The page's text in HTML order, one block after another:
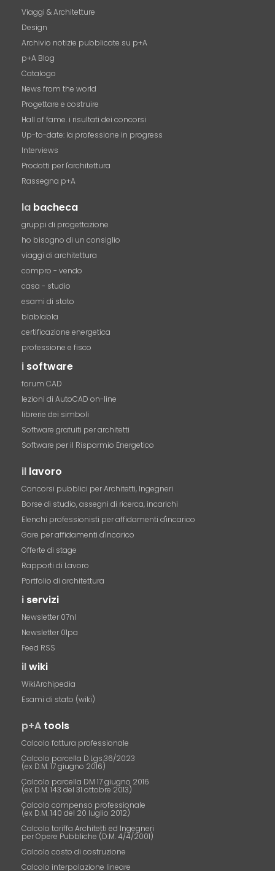
Viaggi & Architetture
Design
Archivio notizie pubblicate su p+A
p+A Blog
Catalogo
News from the world
Progettare e costruire
Hall of fame. i risultati dei concorsi
Up-to-date: la professione in progress
Interviews
Prodotti per l'architettura
Rassegna p+A
la bacheca
gruppi di progettazione
ho bisogno di un consiglio
viaggi di architettura
compro - vendo
casa - studio
esami di stato
blablabla
certificazione energetica
professione e fisco
i software
forum CAD
lezioni di AutoCAD on-line
librerie dei simboli
Software gratuiti per architetti
Software per il Risparmio Energetico
il lavoro
Concorsi pubblici per Architetti, Ingegneri
Borse di studio, assegni di ricerca, incarichi
Elenchi professionisti per affidamenti d'incarico
Gare per affidamenti d'incarico
Offerte di stage
Rapporti di Lavoro
Portfolio di architettura
i servizi
Newsletter 07nl
Newsletter 01pa
Feed RSS
ilwiki
WikiArchipedia
Esami di stato (wiki)
p+A tools
Calcolo fattura professionale
Calcolo parcella D.Lgs.36/2023
(ex D.M. 17 giugno 2016)
Calcolo parcella DM 17 giugno 2016
(ex D.M. 143 del 31 ottobre 2013)
Calcolo compenso professionale
(ex D.M. 140 del 20 luglio 2012)
Calcolo tariffa Architetti ed Ingegneri
per Opere Pubbliche (D.M. 4/4/2001)
Calcolo costo di costruzione
Calcolo interpolazione lineare